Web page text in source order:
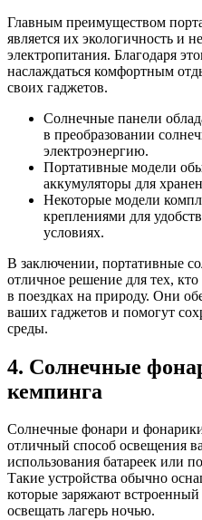
Главным преимуществом
является их экологичность и
электропитания. Благодаря
наслаждаться комфортным
своих гаджетов.
Солнечные панели
в преобразовании
электроэнергию.
Портативные модели
аккумуляторы для
Некоторые модели
креплениями для
условиях.
В заключении, портативные
отличное решение для тех,
в поездках на природу. Они
ваших гаджетов и помогут
среды.
4. Солнечные
кемпинга
Солнечные фонари и
отличный способ освещения
использования батареек или
Такие устройства обычно
которые заряжают
освещать лагерь ночью.